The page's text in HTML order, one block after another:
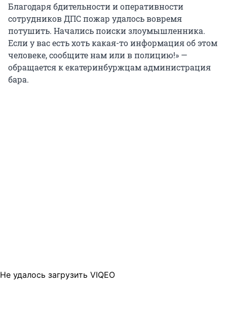
Благодаря бдительности и оперативности
сотрудников ДПС пожар удалось вовремя
потушить. Начались поиски злоумышленника.
Если у вас есть хоть какая-то информация об этом
человеке, сообщите нам или в полицию!» —
обращается к екатеринбуржцам администрация
бара.
Не удалось загрузить VIQEO